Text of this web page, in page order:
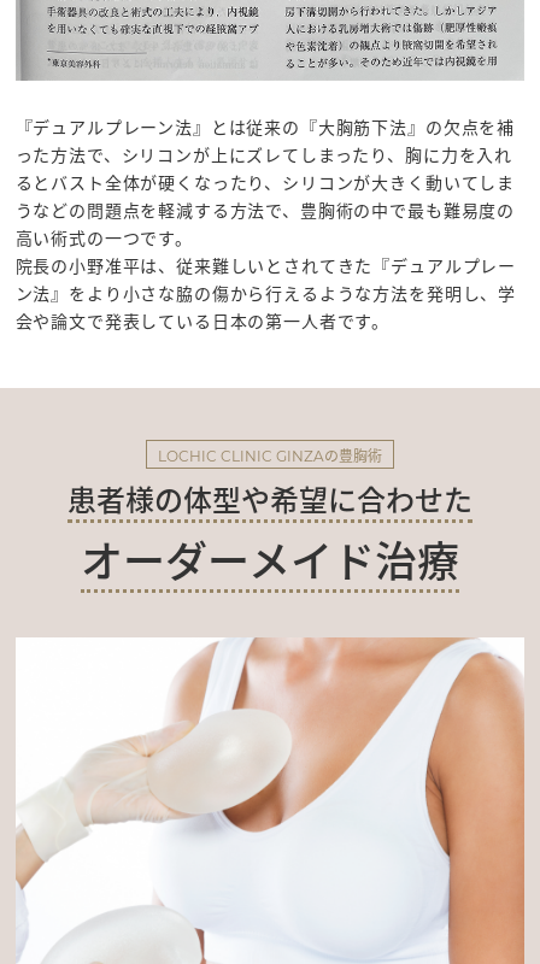
『デュアルプレーン法』とは従来の『大胸筋下法』の欠点を補
った方法で、シリコンが上にズレてしまったり、胸に力を入れ
るとバスト全体が硬くなったり、シリコンが大きく動いてしま
うなどの問題点を軽減する方法で、豊胸術の中で最も難易度の
高い術式の一つです。
院長の小野准平は、従来難しいとされてきた『デュアルプレー
ン法』をより小さな脇の傷から行えるような方法を発明し、学
会や論文で発表している日本の第一人者です。
LOCHIC CLINIC GINZAの豊胸術
患者様の体型や希望に合わせた
オーダーメイド治療